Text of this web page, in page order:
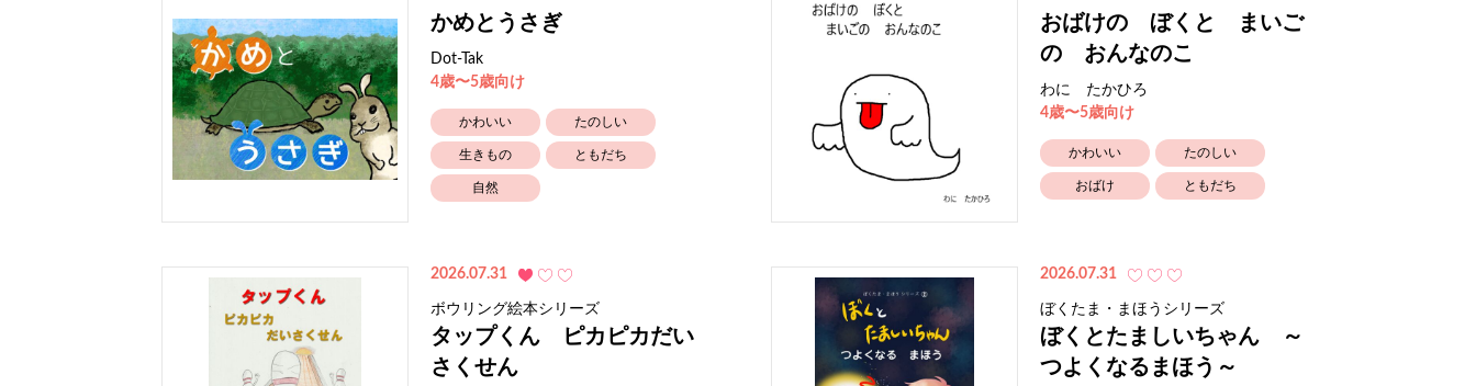
かめとうさぎ
Dot-Tak
4歳〜5歳向け
かわいい たのしい
生きもの ともだち
自然
おばけの ぼくと まいご
の おんなのこ
わに たかひろ
4歳〜5歳向け
かわいい たのしい
おばけ ともだち
2026.07.31
ボウリング絵本シリーズ
タップくん ピカピカだい
さくせん
2026.07.31
ぼくたま・まほうシリーズ
ぼくとたましいちゃん ～
つよくなるまほう～